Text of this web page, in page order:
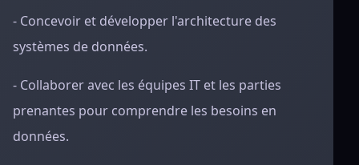
- Concevoir et développer l'architecture des
systèmes de données.
- Collaborer avec les équipes IT et les parties
prenantes pour comprendre les besoins en
données.